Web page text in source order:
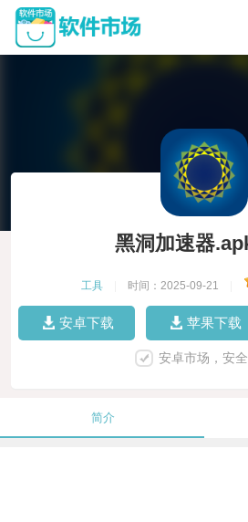
黑洞加速器
工具 时间：2025-09-21
安卓下载 苹果下载
安卓市场，安
简介